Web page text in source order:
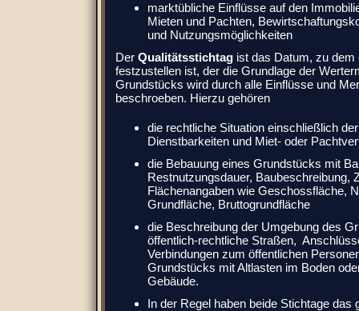
marktübliche Einflüsse auf den
Mieten und Pachten,
und Nutzungsmöglichkeiten
Der Qualitätsstichtagist das Datum, zu dem
festzustellen ist, der die Grundlage der
Grundstücks wird durch alle Einflüsse und
beschroeben. Hierzu gehören
die rechtliche Situation einschließlich
Dienstbarkeiten und Miet- oder
die Bebauung eines Grundstücks mit
Restnutzungsdauer, Baubeschreibung,
Flächenangaben wie Geschossfläche,
Grundfläche, Bruttogrundfläche
die Beschreibung der Umgebung des
öffentlich-rechtliche Straßen,
Verbindungen zum öffentlichen
Grundstücks mit Altlasten im Boden
Gebäude.
In der Regel haben beide Stichtage das